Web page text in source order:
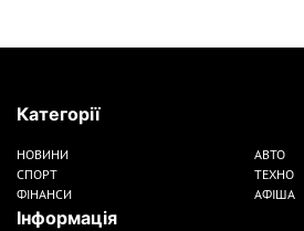
Категорії
НОВИНИ
СПОРТ
ФІНАНСИ
АВТО
ТЕХНО
АФІША
Інформація